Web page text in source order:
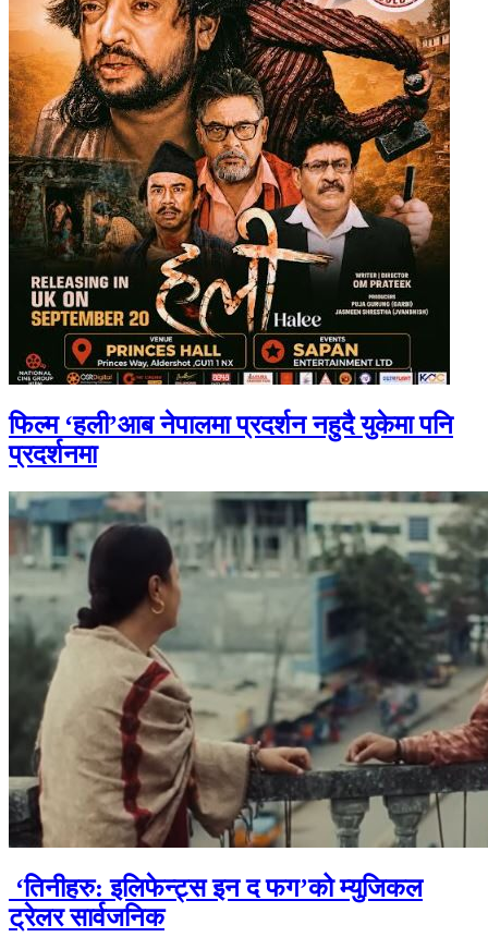
फिल्म ‘हली’आब नेपालमा प्रदर्शन नहुदै युकेमा पनि
प्रदर्शनमा
‘तिनीहरु: इलिफेन्ट्स इन द फग’को म्युजिकल
ट्रेलर सार्वजनिक